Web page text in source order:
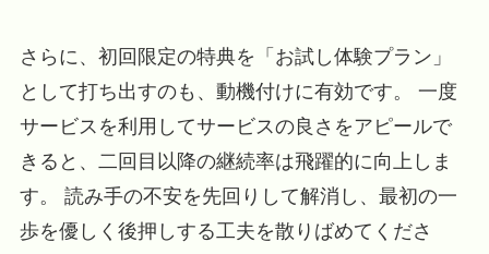
さらに、初回限定の特典を「お試し体験プラン」
として打ち出すのも、動機付けに有効です。 一度
サービスを利用してサービスの良さをアピールで
きると、二回目以降の継続率は飛躍的に向上しま
す。 読み手の不安を先回りして解消し、最初の一
歩を優しく後押しする工夫を散りばめてくださ